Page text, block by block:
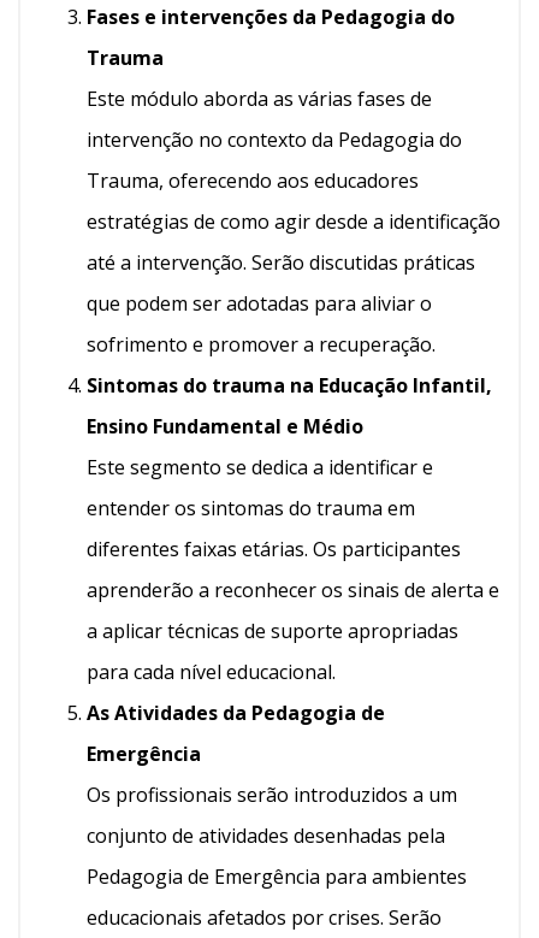
Fases e intervenções da Pedagogia do
Trauma
Este módulo aborda as várias fases de
intervenção no contexto da Pedagogia do
Trauma, oferecendo aos educadores
estratégias de como agir desde a identificação
até a intervenção. Serão discutidas práticas
que podem ser adotadas para aliviar o
sofrimento e promover a recuperação.
Sintomas do trauma na Educação Infantil,
Ensino Fundamental e Médio
Este segmento se dedica a identificar e
entender os sintomas do trauma em
diferentes faixas etárias. Os participantes
aprenderão a reconhecer os sinais de alerta e
a aplicar técnicas de suporte apropriadas
para cada nível educacional.
As Atividades da Pedagogia de
Emergência
Os profissionais serão introduzidos a um
conjunto de atividades desenhadas pela
Pedagogia de Emergência para ambientes
educacionais afetados por crises. Serão